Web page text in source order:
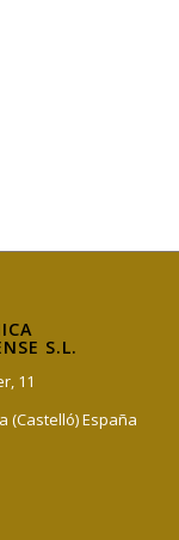
S.L.
11
(Castelló) España